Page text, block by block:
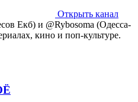
Открыть канал
Екб) и @Rybosoma (Одесса-
кино и поп-культуре.